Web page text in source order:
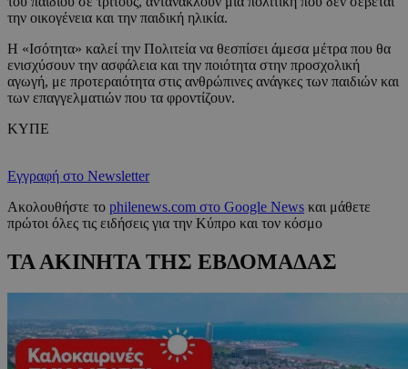
την οικογένεια και την παιδική ηλικία.
Η «Ισότητα» καλεί την Πολιτεία να θεσπίσει άμεσα μέτρα που θα
ενισχύσουν την ασφάλεια και την ποιότητα στην προσχολική
αγωγή, με προτεραιότητα στις ανθρώπινες ανάγκες των παιδιών και
των επαγγελματιών που τα φροντίζουν.
ΚΥΠΕ
Εγγραφή στο Newsletter
Ακολουθήστε το philenews.com στο Google News και μάθετε
πρώτοι όλες τις ειδήσεις για την Κύπρο και τον κόσμο
ΤΑ ΑΚΙΝΗΤΑ ΤΗΣ ΕΒΔΟΜΑΔΑΣ